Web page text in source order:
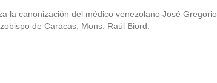
la canonización del médico venezolano José Gregorio
de Caracas, Mons. Raúl Biord.